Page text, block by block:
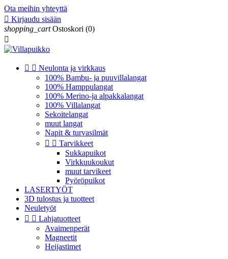
Ota meihin yhteyttä
 Kirjaudu sisään
shopping_cart Ostoskori (0)

  Neulonta ja virkkaus
100% Bambu- ja puuvillalangat
100% Hamppulangat
100% Merino-ja alpakkalangat
100% Villalangat
Sekoitelangat
muut langat
Napit & turvasilmät
  Tarvikkeet
Sukkapuikot
Virkkuukoukut
muut tarvikeet
Pyöröpuikot
LASERTYÖT
3D tulostus ja tuotteet
Neuletyöt
  Lahjatuotteet
Avaimenperät
Magneetit
Heijastimet